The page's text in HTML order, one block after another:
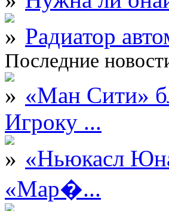
Радиатор
Последние
«Ман Сити»
Игроку ...
«Ньюкасл
«Мар�...